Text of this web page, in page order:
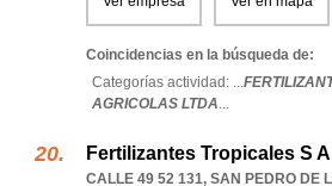
Coincidencias en la búsqueda de:
Categorías actividad: ...
AGRICOLAS LTDA...
Fertilizantes Tropicales S A
CALLE 49 52 131, SAN PEDRO DE